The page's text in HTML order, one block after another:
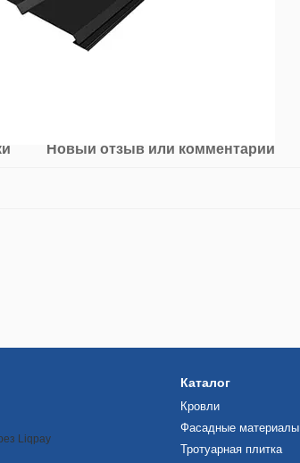
Новый отзыв или комментарий
Каталог
Кровли
Фасадные материалы
Тротуарная плитка